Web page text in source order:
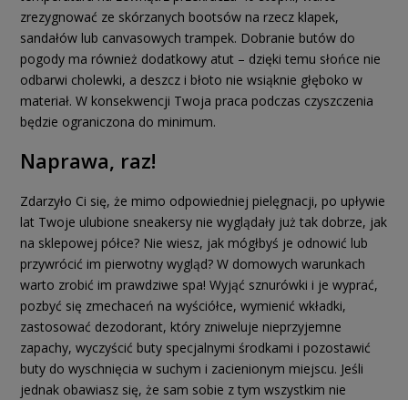
zrezygnować ze skórzanych bootsów na rzecz klapek,
sandałów lub canvasowych trampek. Dobranie butów do
pogody ma również dodatkowy atut – dzięki temu słońce nie
odbarwi cholewki, a deszcz i błoto nie wsiąknie głęboko w
materiał. W konsekwencji Twoja praca podczas czyszczenia
będzie ograniczona do minimum.
Naprawa, raz!
Zdarzyło Ci się, że mimo odpowiedniej pielęgnacji, po upływie
lat Twoje ulubione sneakersy nie wyglądały już tak dobrze, jak
na sklepowej półce? Nie wiesz, jak mógłbyś je odnowić lub
przywrócić im pierwotny wygląd? W domowych warunkach
warto zrobić im prawdziwe spa! Wyjąć sznurówki i je wyprać,
pozbyć się zmechaceń na wyściółce, wymienić wkładki,
zastosować dezodorant, który zniweluje nieprzyjemne
zapachy, wyczyścić buty specjalnymi środkami i pozostawić
buty do wyschnięcia w suchym i zacienionym miejscu. Jeśli
jednak obawiasz się, że sam sobie z tym wszystkim nie